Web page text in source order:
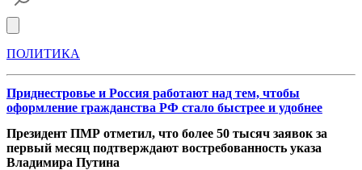
ПОЛИТИКА
Приднестровье и Россия работают над тем, чтобы
оформление гражданства РФ стало быстрее и удобнее
Президент ПМР отметил, что более 50 тысяч заявок за
первый месяц подтверждают востребованность указа
Владимира Путина